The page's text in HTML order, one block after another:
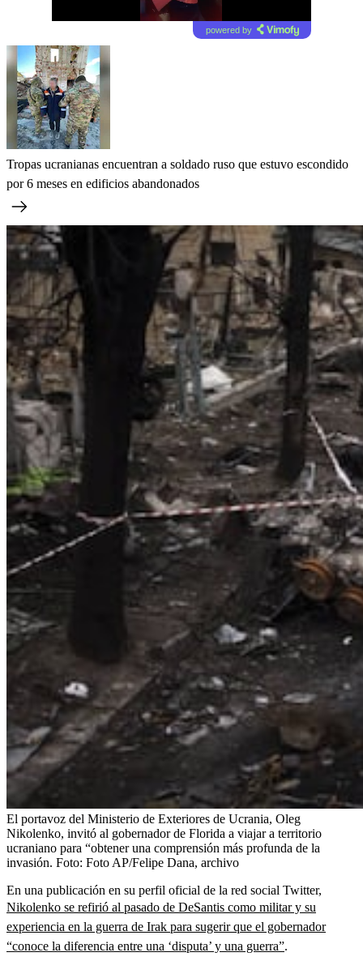
powered by
Tropas ucranianas encuentran a soldado ruso que estuvo escondido
por 6 meses en edificios abandonados
El portavoz del Ministerio de Exteriores de Ucrania, Oleg
Nikolenko, invitó al gobernador de Florida a viajar a territorio
ucraniano para “obtener una comprensión más profunda de la
invasión. Foto: Foto AP/Felipe Dana, archivo
En una publicación en su perfil oficial de la red social Twitter,
Nikolenko se refirió al pasado de DeSantis como militar y su
experiencia en la guerra de Irak para sugerir que el gobernador
“conoce la diferencia entre una ‘disputa’ y una guerra”.